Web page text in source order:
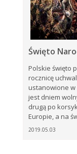
Święto
Polskie święto
rocznicę
ustanowione w
jest dniem
drugą po
Europie, a na
2019.05.03